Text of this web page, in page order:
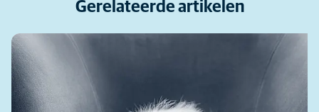
Gerelateerde artikelen